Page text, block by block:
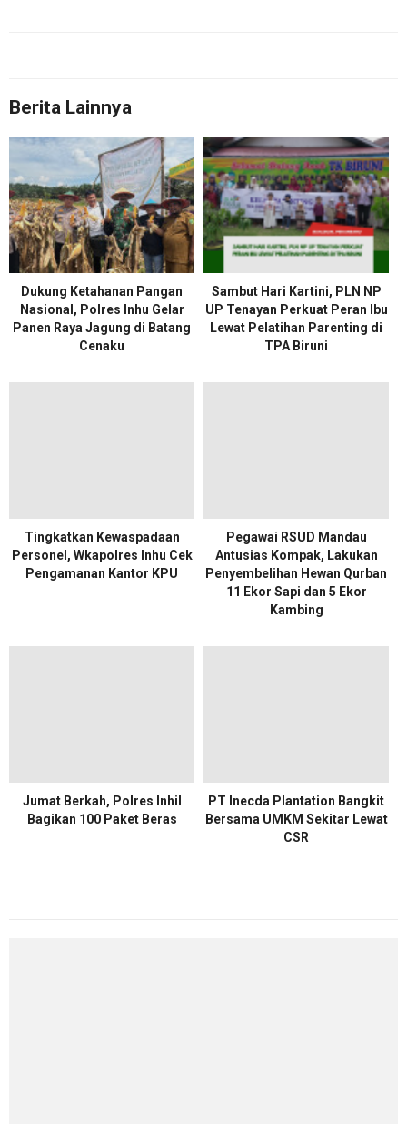
Berita Lainnya
Dukung Ketahanan Pangan
Nasional, Polres Inhu Gelar
Panen Raya Jagung di Batang
Cenaku
Sambut Hari Kartini, PLN NP
UP Tenayan Perkuat Peran Ibu
Lewat Pelatihan Parenting di
TPA Biruni
Tingkatkan Kewaspadaan
Personel, Wkapolres Inhu Cek
Pengamanan Kantor KPU
Pegawai RSUD Mandau
Antusias Kompak, Lakukan
Penyembelihan Hewan Qurban
11 Ekor Sapi dan 5 Ekor
Kambing
Jumat Berkah, Polres Inhil
Bagikan 100 Paket Beras
PT Inecda Plantation Bangkit
Bersama UMKM Sekitar Lewat
CSR